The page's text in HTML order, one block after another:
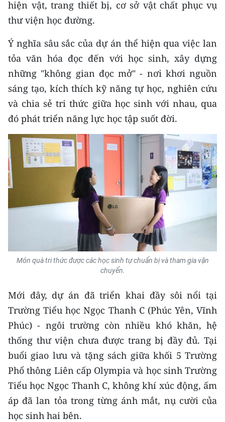
MEDIA CENTER
E-Magazine
Video
Media Chính trị
Media Kinh tế
Media Văn hóa
Media Xã hội
Media Pháp luật
Media Thế giới
Media Giáo dục
Media Khoa học - Công nghệ
Media Môi trường
Ảnh
Infographic
TIN MỚI
TIN ĐỊA PHƯƠNG
hiện vật, trang thiết bị, cơ sở vật chất phục vụ
thư viện học đường.
Ý nghĩa sâu sắc của dự án thể hiện qua việc lan
tỏa văn hóa đọc đến với học sinh, xây dựng
những "không gian đọc mở" - nơi khơi nguồn
sáng tạo, kích thích kỹ năng tự học, nghiên cứu
và chia sẻ tri thức giữa học sinh với nhau, qua
đó phát triển năng lực học tập suốt đời.
Món quà tri thức được các học sinh tự chuẩn bị và tham gia vận
chuyển.
Mới đây, dự án đã triển khai đầy sôi nổi tại
Trường Tiểu học Ngọc Thanh C (Phúc Yên, Vĩnh
Phúc) - ngôi trường còn nhiều khó khăn, hệ
thống thư viện chưa được trang bị đầy đủ. Tại
buổi giao lưu và tặng sách giữa khối 5 Trường
Phổ thông Liên cấp Olympia và học sinh Trường
Tiểu học Ngọc Thanh C, không khí xúc động, ấm
áp đã lan tỏa trong từng ánh mắt, nụ cười của
học sinh hai bên.